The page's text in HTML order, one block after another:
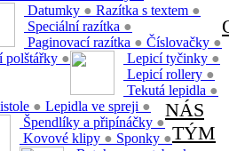
Datumky ● Razítka s textem ●
Speciální razítka ●
Paginovací razítka ● Číslovačky ●
polštářky ● Lepicí tyčinky ●
Lepicí rollery ●
Tekutá lepidla ●
● Lepidla ve spreji ●
Špendlíky a připínáčky ●
Kovové klipy ● Sponky ●
NÁS
TÝM